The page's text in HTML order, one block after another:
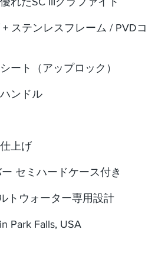
ステンレスフレーム / PVDコ
ート（アップロック）
ンドル
上げ
セミハードケース付き
トウォーター専用設計
Park Falls, USA